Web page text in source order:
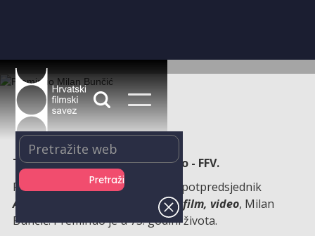
Tužna vijest za Autorski studio - FFV.
Preminuo je dugogodišnji član i potpredsjednik
Autorskog studija - fotografija, film, video, Milan
Bunčić. Preminuo je u 73. godini života.